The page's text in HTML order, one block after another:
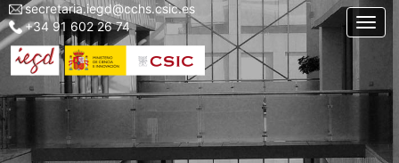
Pasar
al
contenido
principal
Menu
top
left
iegd
secretaria.iegd@cchs.csic.es
+34 91 602 26 74